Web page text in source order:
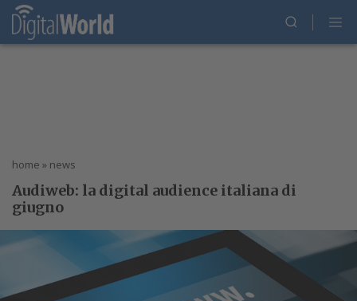
home » news
Audiweb: la digital audience italiana di
giugno